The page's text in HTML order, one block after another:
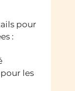
pour
:
les